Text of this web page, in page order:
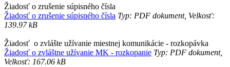
Žiadosť o zrušenie súpisného čísla
Žiadosť o zrušenie súpisného čísla Typ: PDF dokument, Velkosť:
139.97 kB
Žiadosť o zvlášte užívanie miestnej komunikácie - rozkopávka
Žiadosť o zvláštne užívanie MK - rozkopanie Typ: PDF dokument,
Velkosť: 167.06 kB